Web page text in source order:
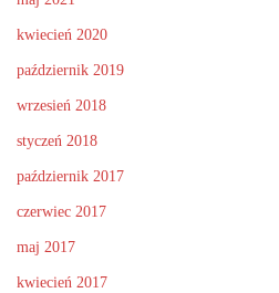
kwiecień 2020
październik 2019
wrzesień 2018
styczeń 2018
październik 2017
czerwiec 2017
maj 2017
kwiecień 2017